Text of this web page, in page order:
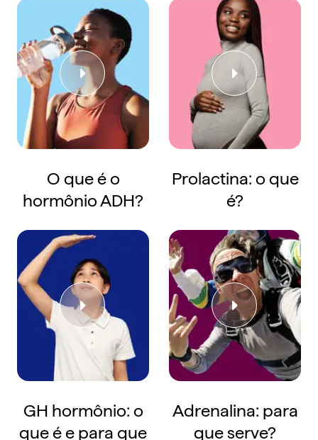
O que é o
hormônio ADH?
Prolactina: o que
é?
GH hormônio: o
que é e para que
Adrenalina: para
que serve?